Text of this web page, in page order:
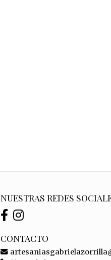
NUESTRAS REDES
CONTACTO